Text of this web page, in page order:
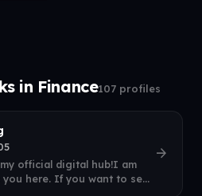
in Finance107 profiles
official digital hub!I am
here. If you want to see
arrow_forward